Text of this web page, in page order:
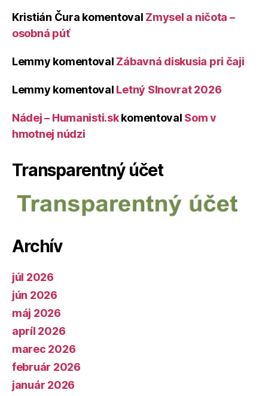
Kristián Čura komentoval Zmysel a ničota –
osobná púť
Lemmy komentoval Zábavná diskusia pri čaji
Lemmy komentoval Letný Slnovrat 2026
Nádej – Humanisti.skkomentoval Som v
hmotnej núdzi
Transparentný účet
Archív
júl 2026
jún 2026
máj 2026
apríl 2026
marec 2026
február 2026
január 2026